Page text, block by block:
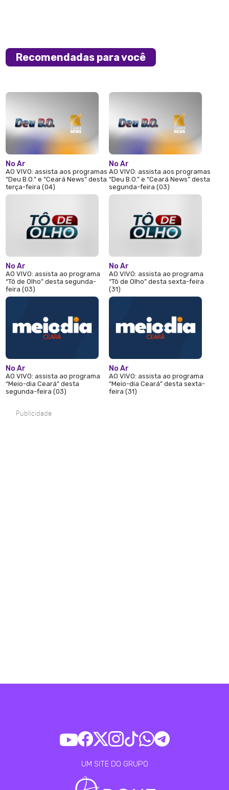
Recomendadas para você
No Ar
AO VIVO: assista aos programas
“Deu B.O.” e “Ceará News” desta
terça-feira (04)
No Ar
AO VIVO: assista ao programa
“Tô de Olho” desta segunda-
feira (03)
No Ar
AO VIVO: assista ao programa
“Meio-dia Ceará” desta
segunda-feira (03)
No Ar
AO VIVO: assista aos programas
“Deu B.O.” e “Ceará News” desta
segunda-feira (03)
No Ar
AO VIVO: assista ao programa
“Tô de Olho” desta sexta-feira
(31)
No Ar
AO VIVO: assista ao programa
“Meio-dia Ceará” desta sexta-
feira (31)
Publicidade
UM SITE DO GRUPO